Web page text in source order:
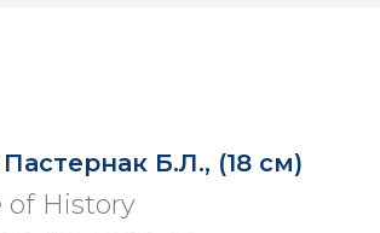
Пастернак Б.Л., (18 см)
of History